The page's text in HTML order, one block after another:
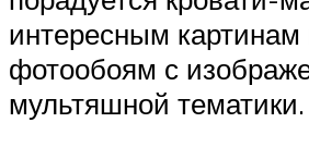
интересным картинам
фотообоям с
мультяшной тематики.